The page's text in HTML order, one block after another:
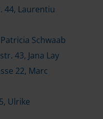
44, Laurentiu
Schwaab
43, Jana Lay
22, Marc
Ulrike